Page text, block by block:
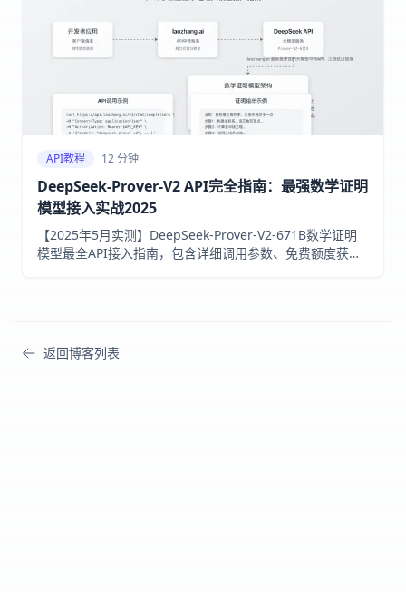
API教程 12 分钟
DeepSeek-Prover-V2 API完全指南：最强数学证明
模型接入实战2025
【2025年5月实测】DeepSeek-Prover-V2-671B数学证明
模型最全API接入指南，包含详细调用参数、免费额度获取
返回博客列表